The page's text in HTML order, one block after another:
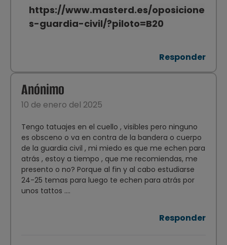
https://www.masterd.es/oposicione
s-guardia-civil/?piloto=B20
Responder
Anónimo
10 de enero del 2025
Tengo tatuajes en el cuello , visibles pero ninguno
es obsceno o va en contra de la bandera o cuerpo
de la guardia civil , mi miedo es que me echen para
atrás , estoy a tiempo , que me recomiendas, me
presento o no? Porque al fin y al cabo estudiarse
24-25 temas para luego te echen para atrás por
unos tattos ….
Responder